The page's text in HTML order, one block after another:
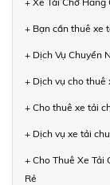
+ Bạn cần thuê xe
+ Dịch Vụ Chuyển
+ Dịch vụ cho thuê
+ Cho thuê xe tải
+ Dịch vụ xe tải
+ Cho Thuê Xe Tải
Rẻ